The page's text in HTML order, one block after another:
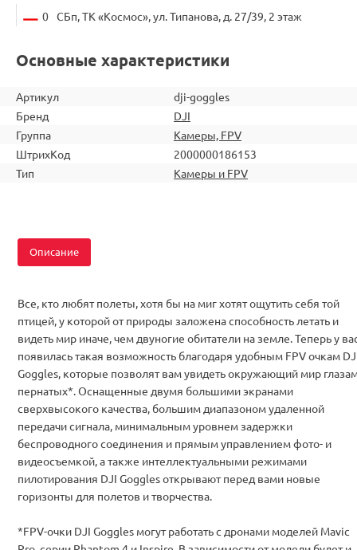
0 СБп, ТК «Космос», ул. Типанова, д. 27/39, 2 этаж
Основные характеристики
Артикул
dji-goggles
Бренд
DJI
Группа
Камеры, FPV
ШтрихКод
2000000186153
Тип
Камеры и FPV
Описание
Все, кто любят полеты, хотя бы на миг хотят ощутить себя той
птицей, у которой от природы заложена способность летать и
видеть мир иначе, чем двуногие обитатели на земле. Теперь у
появилась такая возможность благодаря удобным FPV очкам
Goggles, которые позволят вам увидеть окружающий мир
пернатых*. Оснащенные двумя большими экранами
сверхвысокого качества, большим диапазоном удаленной
передачи сигнала, минимальным уровнем задержки
беспроводного соединения и прямым управлением фото- и
видеосъемкой, а также интеллектуальными режимами
пилотирования DJI Goggles открывают перед вами новые
горизонты для полетов и творчества.
*FPV-очки DJI Goggles могут работать с дронами моделей Mavic